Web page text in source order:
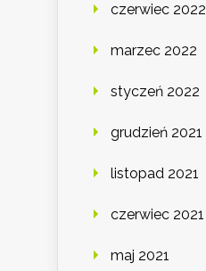
czerwiec 2022
marzec 2022
styczeń 2022
grudzień 2021
listopad 2021
czerwiec 2021
maj 2021